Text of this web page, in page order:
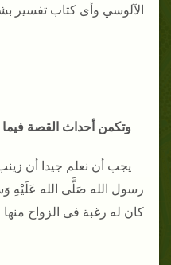
الآلوسي وأى كتاب تفسير
وتكمن أحداث القصة فيما
يجب أن نعلم جيدا أن
رسول الله صَلَّى الله عَلَيْهِ
كان له رغبة فى الزواج منها